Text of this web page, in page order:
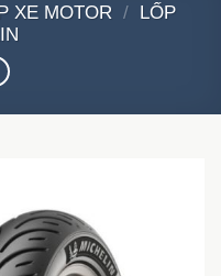
XE MOTOR / LỐP